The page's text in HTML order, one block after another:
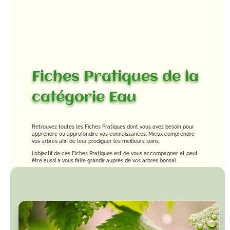
Fiches Pratiques de la
catégorie Eau
Retrouvez toutes les Fiches Pratiques dont vous avez besoin pour
apprendre ou approfondire vos connaissances. Mieux comprendre
vos arbres afin de leur prodiguer les meilleurs soins.
L’objectif de ces Fiches Pratiques est de vous accompagner et peut-
être aussi à vous faire grandir auprès de vos arbres bonsaï.